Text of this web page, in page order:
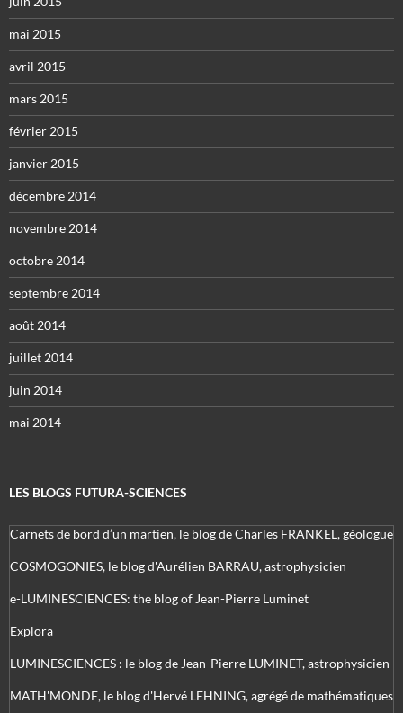
mai 2015
avril 2015
mars 2015
février 2015
janvier 2015
décembre 2014
novembre 2014
octobre 2014
septembre 2014
août 2014
juillet 2014
juin 2014
mai 2014
LES BLOGS FUTURA-SCIENCES
Carnets de bord d’un martien, le blog de Charles FRANKEL, géologue
COSMOGONIES, le blog d'Aurélien BARRAU, astrophysicien
e-LUMINESCIENCES: the blog of Jean-Pierre Luminet
Explora
LUMINESCIENCES : le blog de Jean-Pierre LUMINET, astrophysicien
MATH'MONDE, le blog d'Hervé LEHNING, agrégé de mathématiques